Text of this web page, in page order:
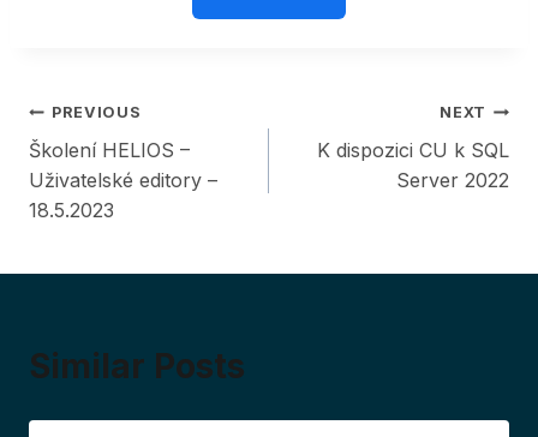
Post
navigation
PREVIOUS
Školení HELIOS –
Uživatelské editory –
18.5.2023
NEXT
K dispozici CU k SQL
Server 2022
Similar Posts